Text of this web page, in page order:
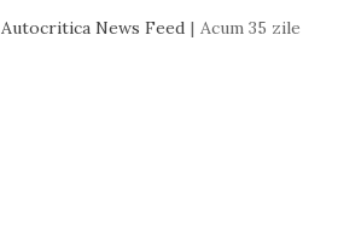
Autocritica News Feed Acum 35 zile